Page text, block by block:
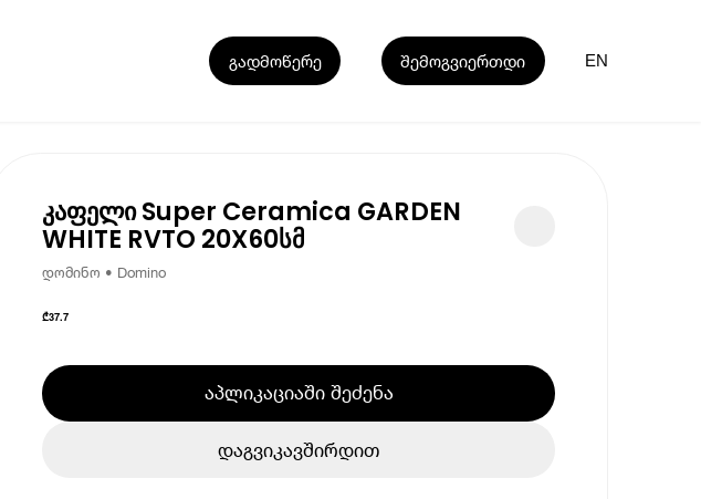
გადმოწერე შემოგვიერთდი EN
კაფელი Super Ceramica GARDEN
WHITE RVTO 20X60სმ
დომინო • Domino
₾37.7
აპლიკაციაში შეძენა
დაგვიკავშირდით